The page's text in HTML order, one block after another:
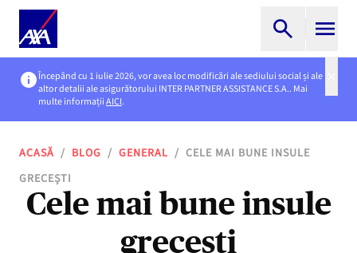
Începând cu 1 iulie 2026, vor avea loc modificări ale sediului social și ale
altor detalii ale asigurătorului INTER PARTNER ASSISTANCE S.A.. Mai
multe informațiiAICI.
ACASĂ / BLOG / GENERAL / CELE MAI BUNE INSULE
GRECEȘTI
Cele mai bune insule
grecești